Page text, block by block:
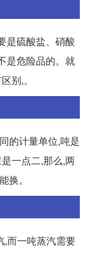
是硫酸盐、硝酸
是危险品的。就
别,。
的计量单位,吨是
一点二,那么,两
换。
,而一吨蒸汽需要